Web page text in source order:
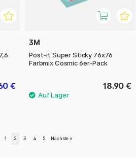
€
3M
Post-it Super Sticky 76x76
Farbmix Cosmic 6er-Pack
18.90 €
1 2 3 4 5 Nächste »